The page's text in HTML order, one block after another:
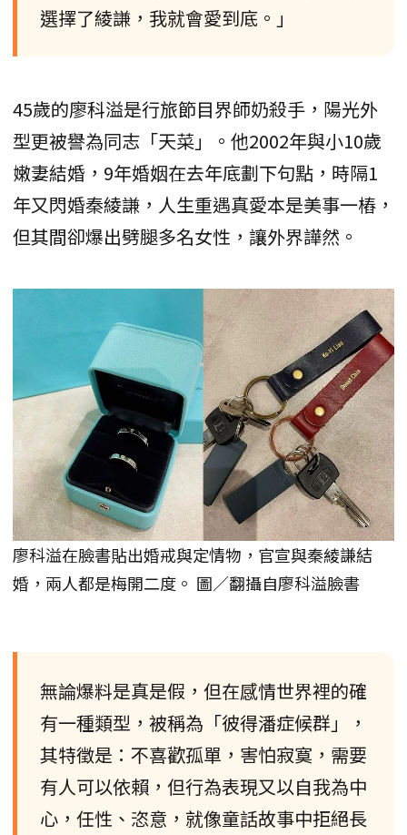
選擇了綾謙，我就會愛到底。」
45歲的廖科溢是行旅節目界師奶殺手，陽光外
型更被譽為同志「天菜」。他2002年與小10歲
嫩妻結婚，9年婚姻在去年底劃下句點，時隔1
年又閃婚秦綾謙，人生重遇真愛本是美事一樁，
但其間卻爆出劈腿多名女性，讓外界譁然。
廖科溢在臉書貼出婚戒與定情物，官宣與秦綾謙結
婚，兩人都是梅開二度。 圖／翻攝自廖科溢臉書
無論爆料是真是假，但在感情世界裡的確
有一種類型，被稱為「彼得潘症候群」，
其特徵是：不喜歡孤單，害怕寂寞，需要
有人可以依賴，但行為表現又以自我為中
心，任性、恣意，就像童話故事中拒絕長